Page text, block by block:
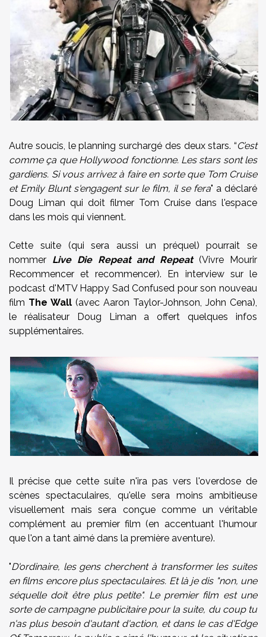
Autre soucis, le planning surchargé des deux stars. “C’est
comme ça que Hollywood fonctionne. Les stars sont les
gardiens. Si vous arrivez à faire en sorte que Tom Cruise
et Emily Blunt s'engagent sur le film, il se fera" a déclaré
Doug Liman qui doit filmer Tom Cruise dans l'espace
dans les mois qui viennent.
Cette suite (qui sera aussi un préquel) pourrait se
nommer Live Die Repeat and Repeat(Vivre Mourir
Recommencer et recommencer). En interview sur le
podcast d'MTV Happy Sad Confused pour son nouveau
film The Wall (avec Aaron Taylor-Johnson, John Cena),
le réalisateur Doug Liman a offert quelques infos
supplémentaires.
Il précise que cette suite n'ira pas vers l'overdose de
scènes spectaculaires, qu'elle sera moins ambitieuse
visuellement mais sera conçue comme un véritable
complément au premier film (en accentuant l'humour
que l'on a tant aimé dans la première aventure).
"D'ordinaire, les gens cherchent à transformer les suites
en films encore plus spectaculaires. Et là je dis "non, une
séquelle doit être plus petite". Le premier film est une
sorte de campagne publicitaire pour la suite, du coup tu
n'as plus besoin d'autant d'action, et dans le cas d'Edge